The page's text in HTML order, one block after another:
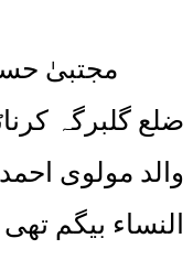
ضلع گلبرگہ
والد مولوی
النساء بیگم